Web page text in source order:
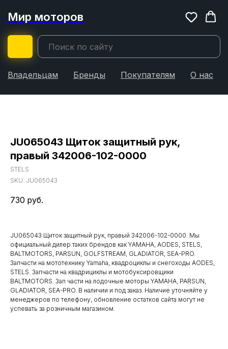
Мир моторов
Владельцам Бренды Покупателям О нас
JU065043 Щиток защитный рук,
правый 342006-102-0000
STELS
SKU: JU065043
730 руб.
JU065043 Щиток защитный рук, правый 342006-102-0000. Мы
официальный дилер таких брендов как YAMAHA, AODES, STELS,
BALTMOTORS, PARSUN, GOLFSTREAM, GLADIATOR, SEA-PRO.
Запчасти на мототехнику Yamaha, квадроциклы и снегоходы AODES,
STELS. Запчасти на квадрициклы и мотобуксировщики
BALTMOTORS. Зап части на лодочные моторы YAMAHA, PARSUN,
GLADIATOR, SEA-PRO. В наличии и под заказ. Наличие уточняйте у
менеджеров по телефону, обновление остатков сайта могут не
успевать за розничным магазином.